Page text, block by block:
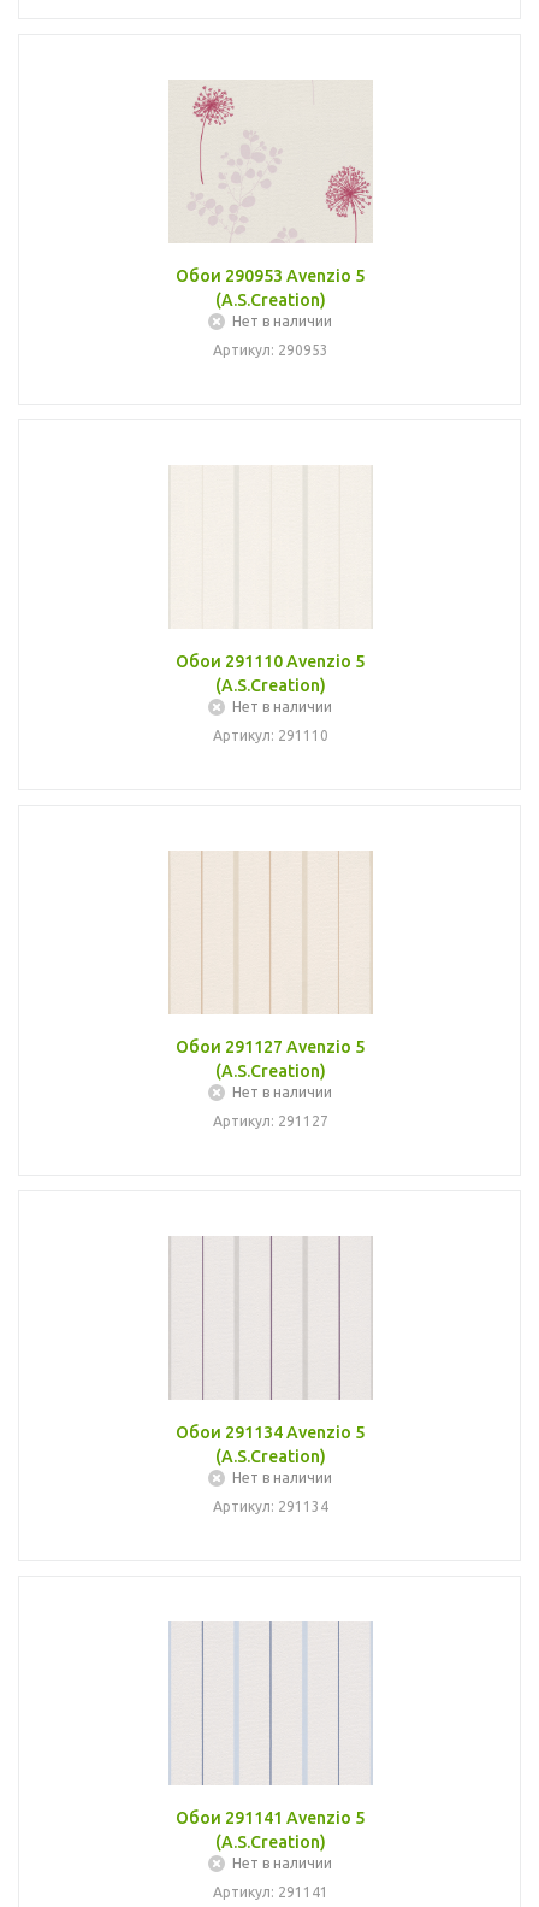
Обои 290953 Avenzio 5
(A.S.Creation)
Нет в наличии
Артикул: 290953
Обои 291110 Avenzio 5
(A.S.Creation)
Нет в наличии
Артикул: 291110
Обои 291127 Avenzio 5
(A.S.Creation)
Нет в наличии
Артикул: 291127
Обои 291134 Avenzio 5
(A.S.Creation)
Нет в наличии
Артикул: 291134
Обои 291141 Avenzio 5
(A.S.Creation)
Нет в наличии
Артикул: 291141